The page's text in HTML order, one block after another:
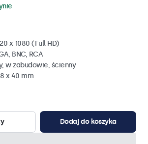
x 1080 (Full HD)
BNC, RCA
w zabudowie, ścienny
x 40 mm
Dodaj do koszyka